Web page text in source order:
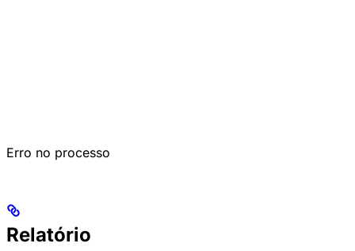
Erro no processo
Relatório